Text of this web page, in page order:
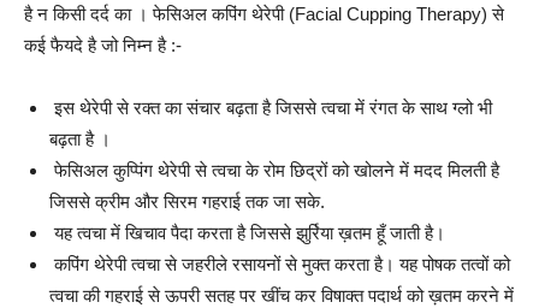
है न किसी दर्द का । फेसिअल कपिंग थेरेपी (Facial Cupping Therapy) से
कई फैयदे है जो निम्न है :-
इस थेरेपी से रक्त का संचार बढ़ता है जिससे त्वचा में रंगत के साथ ग्लो भी
बढ़ता है ।
फेसिअल कुप्पिंग थेरेपी से त्वचा के रोम छिद्रों को खोलने में मदद मिलती है
जिससे क्रीम और सिरम गहराई तक जा सके.
यह त्वचा में खिचाव पैदा करता है जिससे झुर्रिया ख़तम हूँ जाती है।
कपिंग थेरेपी त्वचा से जहरीले रसायनों से मुक्त करता है। यह पोषक तत्वों को
त्वचा की गहराई से ऊपरी सतह पर खींच कर विषाक्त पदार्थ को ख़तम करने में